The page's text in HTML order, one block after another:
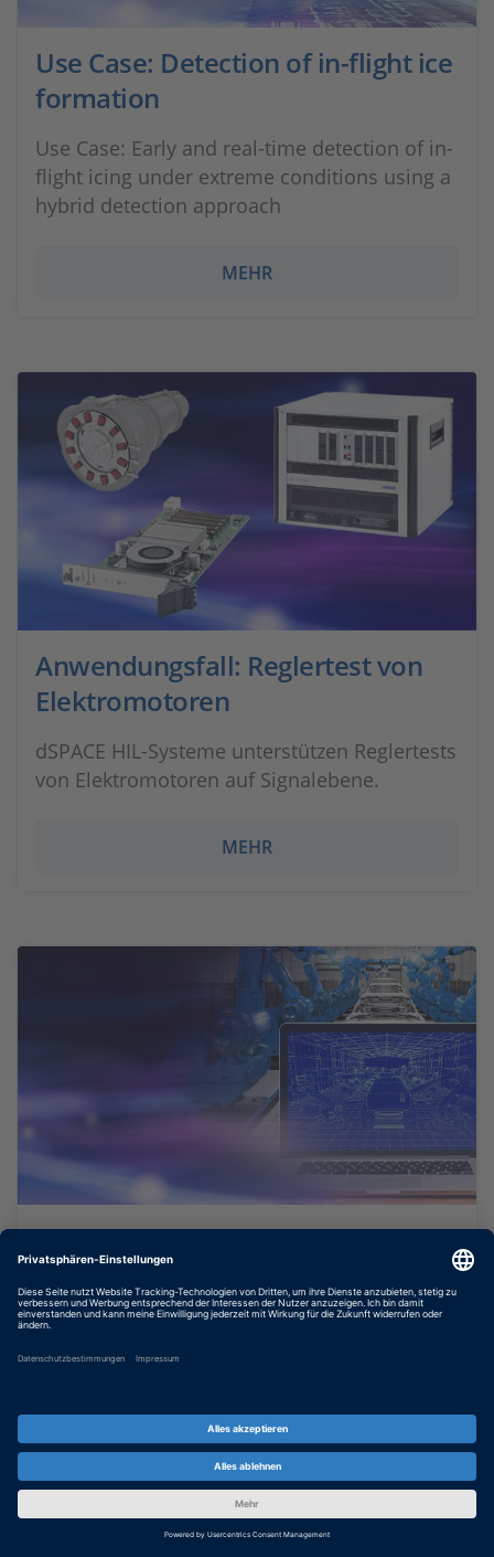
Use Case: Detection of in-flight ice
formation
Use Case: Early and real-time detection of in-
flight icing under extreme conditions using a
hybrid detection approach
MEHR
Anwendungsfall: Reglertest von
Elektromotoren
dSPACE HIL-Systeme unterstützen Reglertests
von Elektromotoren auf Signalebene.
MEHR
KEB: Virtuell Realisiert
KEB Automation: Entwicklung von Maschinen
mit Hilfe eines digitalen Zwillings